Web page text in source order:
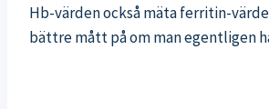
Hb-värden också mäta ferritin-
bättre mått på om man egentligen